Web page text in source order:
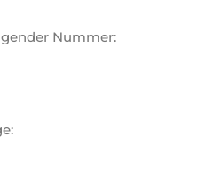
Nummer: